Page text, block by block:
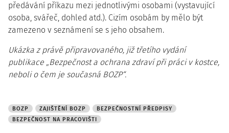
předávání příkazu mezi jednotlivými osobami (vystavující
osoba, svářeč, dohled atd.). Cizím osobám by mělo být
zamezeno v seznámení se s jeho obsahem.
Ukázka z právě připravovaného, již třetího vydání
publikace „Bezpečnost a ochrana zdraví při práci v kostce,
neboli o čem je současná BOZP“.
BOZP ZAJIŠTĚNÍ BOZP
BEZPEČNOSTNÍ PŘEDPISY
BEZPEČNOST NA PRACOVIŠTI